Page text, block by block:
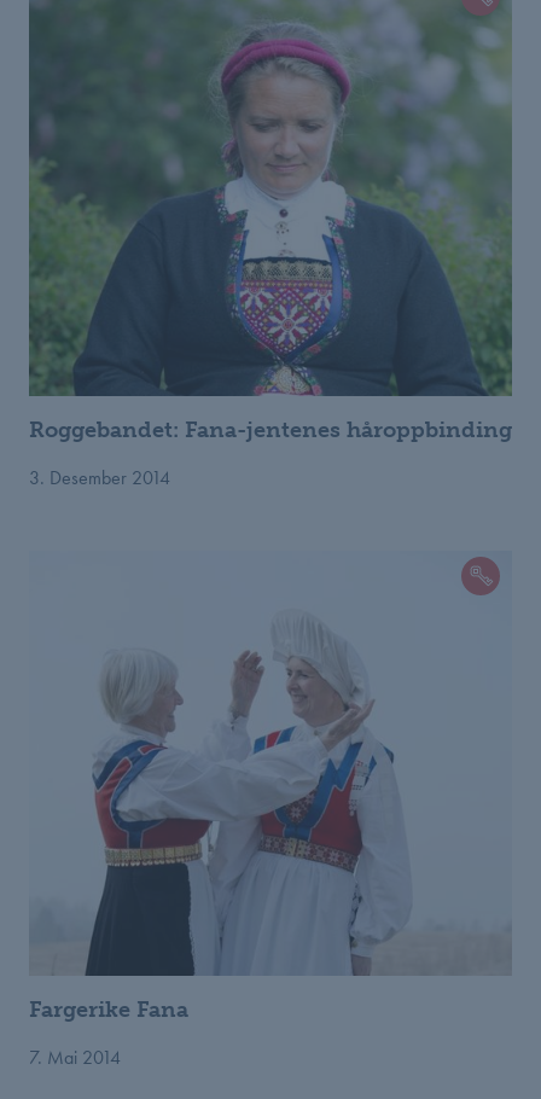
Roggebandet: Fana-jentenes håroppbinding
3. Desember 2014
Fargerike Fana
7. Mai 2014